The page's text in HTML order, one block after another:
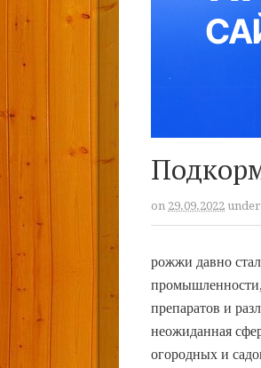
on 29.09.2022
рожжи давно
промышленности,
препаратов и
неожиданная
огородных и